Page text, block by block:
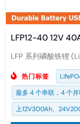
LFP12-40 12V
LFP 系列磷酸铁锂
热门标签
最多 4 个串联，4 个
上12V300Ah、